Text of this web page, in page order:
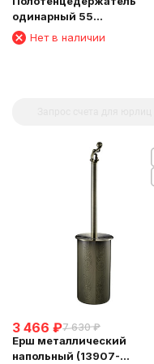
одинарный 55
см(13960/BRONZE)
Нет в наличии
3 466 ₽7 630 ₽
Ерш металлический
напольный (13907-